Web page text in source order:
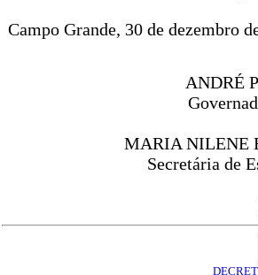
Campo Grande, 30 de dezembro
ANDRÉ
MARIA NILENE
Secretária de